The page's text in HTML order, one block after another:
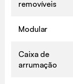
removíveis
Modular
Caixa de
arrumação